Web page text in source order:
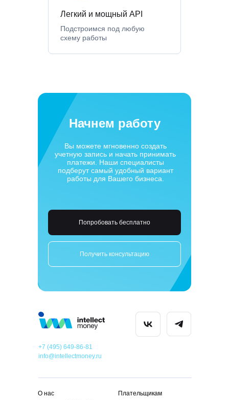
Легкий и мощный API
Подстроимся под любую
схему работы
Начнем работу
Вы можете мгновенно создать
учетную запись и начать принимать
платежи. Наши специалисты
подберут самый удобный вариант
работы для Вашего бизнеса.
Попробовать бесплатно
Получить консультацию
Плательщикам
+7 (495) 649-86-81
info@intellectmoney.ru
О нас